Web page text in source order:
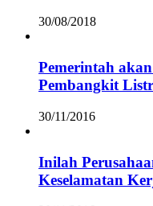
30/08/2018
Pemerintah
Pembangkit
30/11/2016
Inilah
Keselamatan